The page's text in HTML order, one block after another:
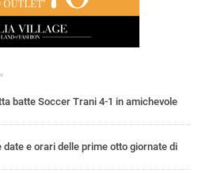
batte Soccer Trani 4-1 in amichevole
date e orari delle prime otto giornate di